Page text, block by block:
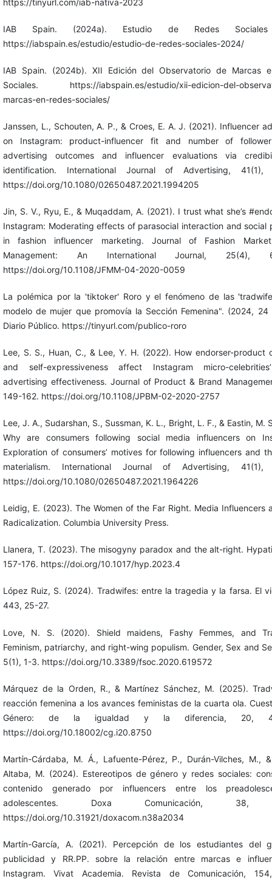
https://tinyurl.com/iab-nativa-2023
IAB Spain. (2024a). Estudio de Redes
https://iabspain.es/estudio/estudio-de-redes-sociales-2024/
IAB Spain. (2024b). XII Edición del Observatorio de Marcas
Sociales. https://iabspain.es/estudio/xii-edicion-del-
marcas-en-redes-sociales/
Janssen, L., Schouten, A. P., & Croes, E. A. J. (2021). Influencer
on Instagram: product-influencer fit and number of
advertising outcomes and influencer evaluations via
identification. International Journal of Advertising, 41(1),
https://doi.org/10.1080/02650487.2021.1994205
Jin, S. V., Ryu, E., & Muqaddam, A. (2021). I trust what she’s
Instagram: Moderating effects of parasocial interaction and social
in fashion influencer marketing. Journal of Fashion
Management: An International Journal, 25(4),
https://doi.org/10.1108/JFMM-04-2020-0059
La polémica por la 'tiktoker' Roro y el fenómeno de las
modelo de mujer que promovía la Sección Femenina". (2024, 24
Diario Público. https://tinyurl.com/publico-roro
Lee, S. S., Huan, C., & Lee, Y. H. (2022). How endorser-product
and self-expressiveness affect Instagram micro-
advertising effectiveness. Journal of Product & Brand
149-162. https://doi.org/10.1108/JPBM-02-2020-2757
Lee, J. A., Sudarshan, S., Sussman, K. L., Bright, L. F., & Eastin, M.
Why are consumers following social media influencers on
Exploration of consumers’ motives for following influencers and
materialism. International Journal of Advertising, 41(1),
https://doi.org/10.1080/02650487.2021.1964226
Leidig, E. (2023). The Women of the Far Right. Media Influencers
Radicalization. Columbia University Press.
Llanera, T. (2023). The misogyny paradox and the alt-right.
157-176. https://doi.org/10.1017/hyp.2023.4
López Ruiz, S. (2024). Tradwifes: entre la tragedia y la farsa. El
443, 25-27.
Love, N. S. (2020). Shield maidens, Fashy Femmes, and
Feminism, patriarchy, and right-wing populism. Gender, Sex and
5(1), 1-3. https://doi.org/10.3389/fsoc.2020.619572
Márquez de la Orden, R., & Martínez Sánchez, M. (2025).
reacción femenina a los avances feministas de la cuarta ola.
Género: de la igualdad y la diferencia, 20,
https://doi.org/10.18002/cg.i20.8750
Martín-Cárdaba, M. Á., Lafuente-Pérez, P., Durán-Vilches, M.,
Altaba, M. (2024). Estereotipos de género y redes sociales:
contenido generado por influencers entre los
adolescentes. Doxa Comunicación, 38,
https://doi.org/10.31921/doxacom.n38a2034
Martín-García, A. (2021). Percepción de los estudiantes del
publicidad y RR.PP. sobre la relación entre marcas e
Instagram. Vivat Academia. Revista de Comunicación,